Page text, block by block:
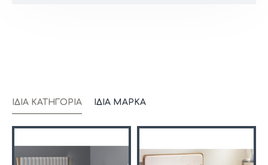
ΊΔΙΑ ΚΑΤΗΓΟΡΊΑ ΊΔΙΑ ΜΆΡΚΑ